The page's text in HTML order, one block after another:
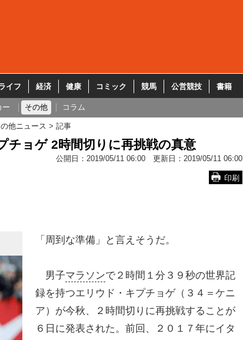
イフ 経済 健康 コミック 競馬 公営競技 書籍
ー その他 コラム
他ニュース 記事
チョゲ 2時間切りに再挑戦の真意
公開日： 2019/05/11 06:00 更新日： 2019/05/11 06:00
印刷
「周到な準備」と言えそうだ。
男子マラソンで２時間１分３９秒の世界記
録を持つエリウド・キプチョゲ（３４＝ケニ
ア）が今秋、２時間切りに再挑戦することが
６日に発表された。前回、２０１７年にイタ